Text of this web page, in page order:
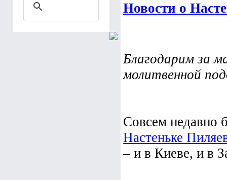
Новости о
Благодарим за
молитвенной
Совсем недавно
Настеньке
– и в Киеве, и в